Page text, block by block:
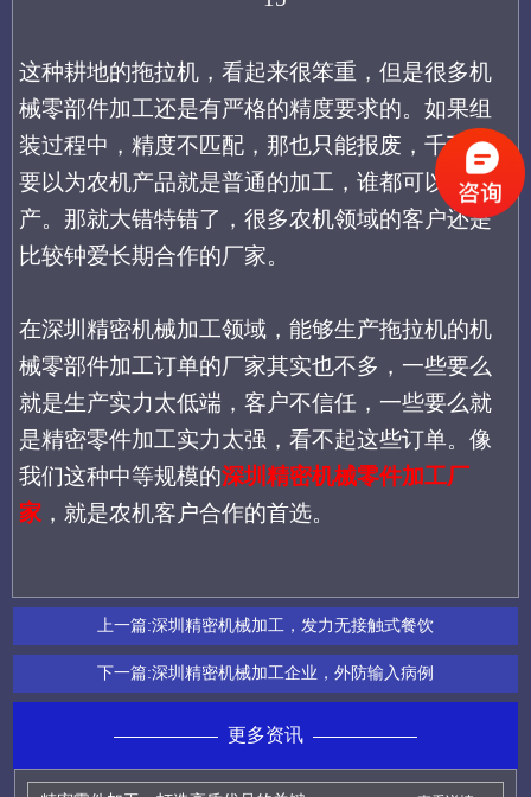
这种耕地的拖拉机，看起来很笨重，但是很多机
械零部件加工还是有严格的精度要求的。如果组
装过程中，精度不匹配，那也只能报废，千万不
要以为农机产品就是普通的加工，谁都可以生
产。那就大错特错了，很多农机领域的客户还是
比较钟爱长期合作的厂家。
在深圳精密机械加工领域，能够生产拖拉机的机
械零部件加工订单的厂家其实也不多，一些要么
就是生产实力太低端，客户不信任，一些要么就
是精密零件加工实力太强，看不起这些订单。像
我们这种中等规模的深圳精密机械零件加工厂
家，就是农机客户合作的首选。
上一篇:深圳精密机械加工，发力无接触式餐饮
下一篇:深圳精密机械加工企业，外防输入病例
更多资讯